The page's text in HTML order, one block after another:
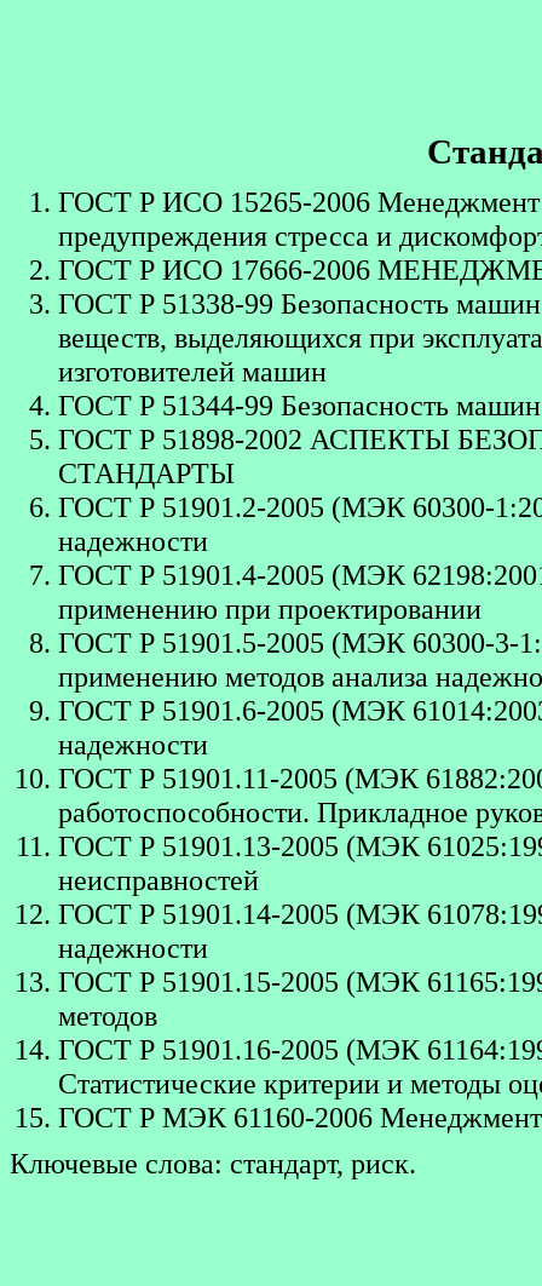
ГОСТ Р ИСО 15265-2006 Менеджмент
предупреждения стресса и
ГОСТ Р ИСО 17666-2006
ГОСТ Р 51338-99 Безопасность
веществ, выделяющихся при
изготовителей машин
ГОСТ Р 51344-99 Безопасность
ГОСТ Р 51898-2002 АСПЕКТЫ
СТАНДАРТЫ
ГОСТ Р 51901.2-2005 (МЭК 60300-
надежности
ГОСТ Р 51901.4-2005 (МЭК
применению при проектировании
ГОСТ Р 51901.5-2005 (МЭК 60300-3-
применению методов анализа
ГОСТ Р 51901.6-2005 (МЭК
надежности
ГОСТ Р 51901.11-2005 (МЭК
работоспособности. Прикладное
ГОСТ Р 51901.13-2005 (МЭК
неисправностей
ГОСТ Р 51901.14-2005 (МЭК
надежности
ГОСТ Р 51901.15-2005 (МЭК
методов
ГОСТ Р 51901.16-2005 (МЭК
Статистические критерии и методы
ГОСТ Р МЭК 61160-2006 Менеджмент
Ключевые слова: стандарт, риск.